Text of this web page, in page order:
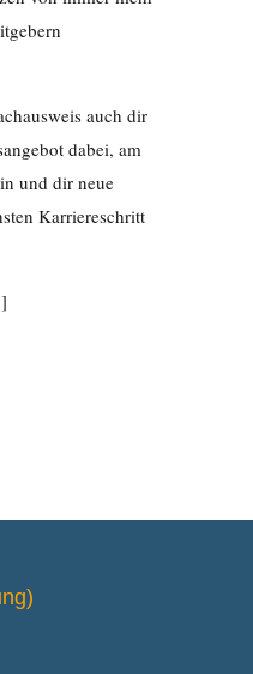
auch dir
dabei, am
und dir neue
Karriereschritt